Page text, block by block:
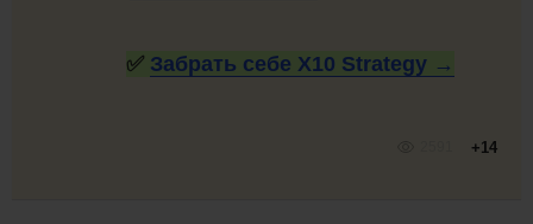
✅ Забрать себе X10 Strategy →
+14